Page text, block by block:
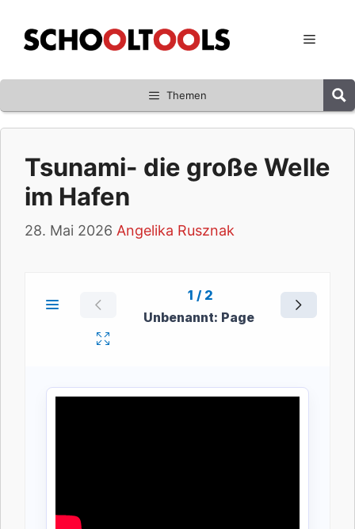
Inhalt
springen
Menü
Themen
Tsunami- die große Welle
im Hafen
28. Mai 2026 Angelika Rusznak